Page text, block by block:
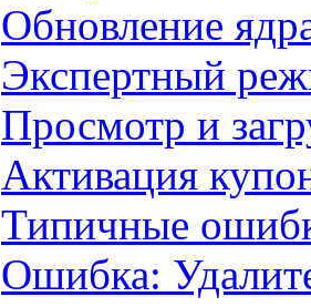
Обновление
Экспертный
Просмотр и
Активация
Типичные
Ошибка: